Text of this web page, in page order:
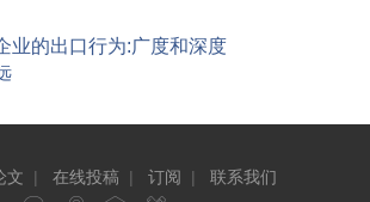
业的出口行为:广度和深度
文 | 在线投稿 | 订阅 | 联系我们